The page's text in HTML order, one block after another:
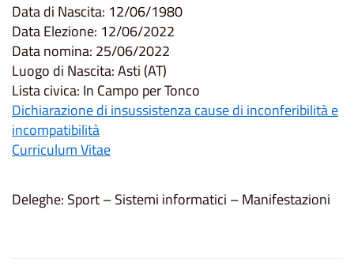
Data di Nascita: 12/06/1980
Data Elezione: 12/06/2022
Data nomina: 25/06/2022
Luogo di Nascita: Asti (AT)
Lista civica: In Campo per Tonco
Dichiarazione di insussistenza cause di inconferibilità e
incompatibilità
Curriculum Vitae
Deleghe: Sport – Sistemi informatici – Manifestazioni